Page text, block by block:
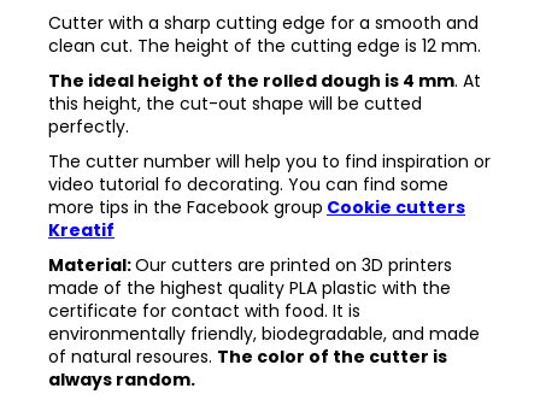
Cutter with a sharp cutting edge for a smooth and
clean cut. The height of the cutting edge is 12 mm.
The ideal height of the rolled dough is 4 mm. At
this height, the cut-out shape will be cutted
perfectly.
The cutter number will help you to find inspiration or
video tutorial fo decorating. You can find some
more tips in the Facebook group Cookie cutters
Kreatif
Material:Our cutters are printed on 3D printers
made of the highest quality PLA plastic with the
certificate for contact with food. It is
environmentally friendly, biodegradable, and made
of natural resoures. The color of the cutter is
always random.